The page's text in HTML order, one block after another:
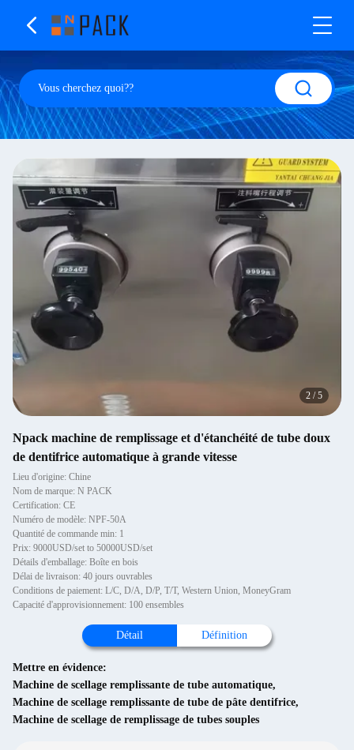
2 /5
Npack machine de remplissage et d'étanchéité de tube doux
de dentifrice automatique à grande vitesse
Lieu d'origine: Chine
Nom de marque: N PACK
Certification: CE
Numéro de modèle: NPF-50A
Quantité de commande min: 1
Prix: 9000USD/set to 50000USD/set
Détails d'emballage: Boîte en bois
Délai de livraison: 40 jours ouvrables
Conditions de paiement: L/C, D/A, D/P, T/T, Western Union, MoneyGram
Capacité d'approvisionnement: 100 ensembles
Détail Définition
Mettre en évidence:
Machine de scellage remplissante de tube automatique,
Machine de scellage remplissante de tube de pâte dentifrice,
Machine de scellage de remplissage de tubes souples